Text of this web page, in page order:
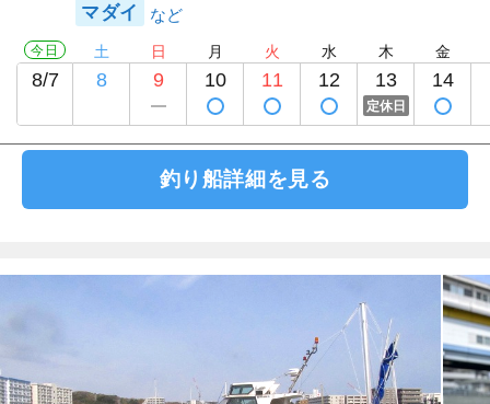
マダイ
今日
8/7
土
8
日
9
月
10
火
11
水
12
木
13
定休日
金
14
釣り船詳細を見る